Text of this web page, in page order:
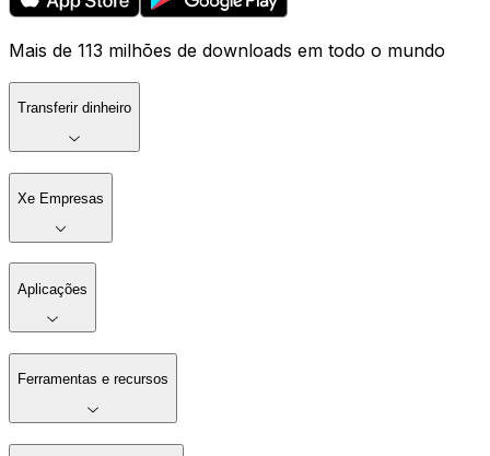
Mais de 113 milhões de downloads em todo o mundo
Transferir dinheiro
Xe Empresas
Aplicações
Ferramentas e recursos